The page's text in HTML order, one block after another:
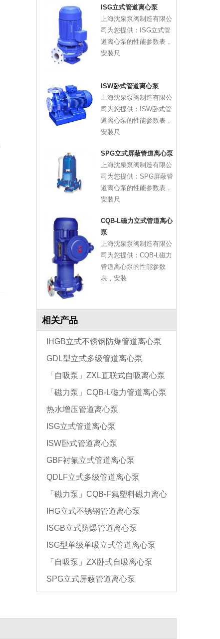
ISG立式管道离心泵
上海沈泉泵阀制造有限公
司为您提供：ISG立式管
道离心泵的性能参数表，
安装尺
ISW卧式管道离心泵
上海沈泉泵阀制造有限公
司为您提供：ISW卧式管
道离心泵的性能参数表，
安装尺
SPG立式屏蔽管道离心泵
上海沈泉泵阀制造有限公
司为您提供：SPG屏蔽管
道离心泵的性能参数表，
安装尺
CQB-L磁力立式管道离心
泵
上海沈泉泵阀制造有限公
司为您提供：CQB-L磁力
管道离心泵的性能参数
表，安装
相关产品
IHGB立式不锈钢防爆管道离心泵
GDL型立式多级管道离心泵
「自吸泵」ZXL直联式自吸离心泵
「磁力泵」CQB-L磁力管道离心泵
热水增压管道离心泵
ISG立式管道离心泵
ISW卧式管道离心泵
GBF衬氟立式管道离心泵
QDLF立式多级管道离心泵
「磁力泵」CQB-F氟塑料磁力离心
IHG立式不锈钢管道离心泵
ISGB立式防爆管道离心泵
ISG型单级单吸立式管道离心泵
「自吸泵」ZX卧式自吸离心泵
SPG立式屏蔽管道离心泵